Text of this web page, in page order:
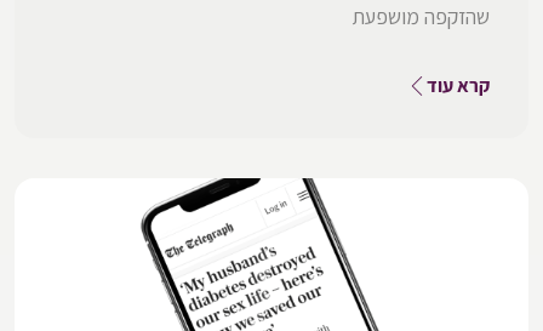
שהזקפה מושפעת
קרא עוד